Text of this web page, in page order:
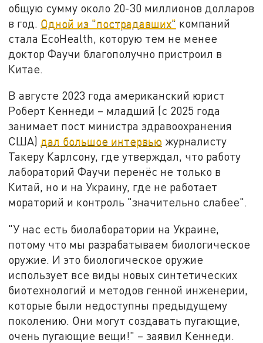
общую сумму около 20-30 миллионов долларов
в год. Одной из "пострадавших" компаний
стала EcoHealth, которую тем не менее
доктор Фаучи благополучно пристроил в
Китае.
В августе 2023 года американский юрист
Роберт Кеннеди – младший (с 2025 года
занимает пост министра здравоохранения
США) дал большое интервью журналисту
Такеру Карлсону, где утверждал, что работу
лабораторий Фаучи перенёс не только в
Китай, но и на Украину, где не работает
мораторий и контроль "значительно слабее".
"У нас есть биолаборатории на Украине,
потому что мы разрабатываем биологическое
оружие. И это биологическое оружие
использует все виды новых синтетических
биотехнологий и методов генной инженерии,
которые были недоступны предыдущему
поколению. Они могут создавать пугающие,
очень пугающие вещи!" – заявил Кеннеди.